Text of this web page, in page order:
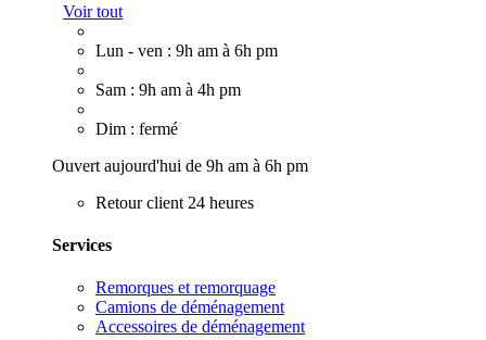
Voir tout
Lun - ven : 9h am à 6h pm
Sam : 9h am à 4h pm
Dim : fermé
Ouvert aujourd'hui de 9h am à 6h pm
Retour client 24 heures
Services
Remorques et remorquage
Camions de déménagement
Accessoires de déménagement